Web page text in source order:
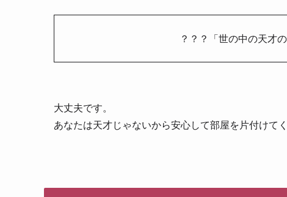
？？？「世の中の天才
大丈夫です。
あなたは天才じゃないから安心して部屋を片付けてく